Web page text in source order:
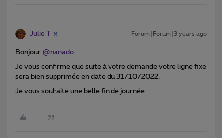
Julie T Forum|Forum|3 years ago
Bonjour @nanado
Je vous confirme que suite à votre demande votre ligne fixe
sera bien supprimée en date du 31/10/2022.
Je vous souhaite une belle fin de journée